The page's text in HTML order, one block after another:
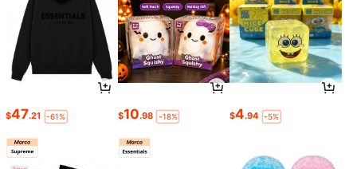
$47.21 -61% $10.98 -18% $4.94 -5%